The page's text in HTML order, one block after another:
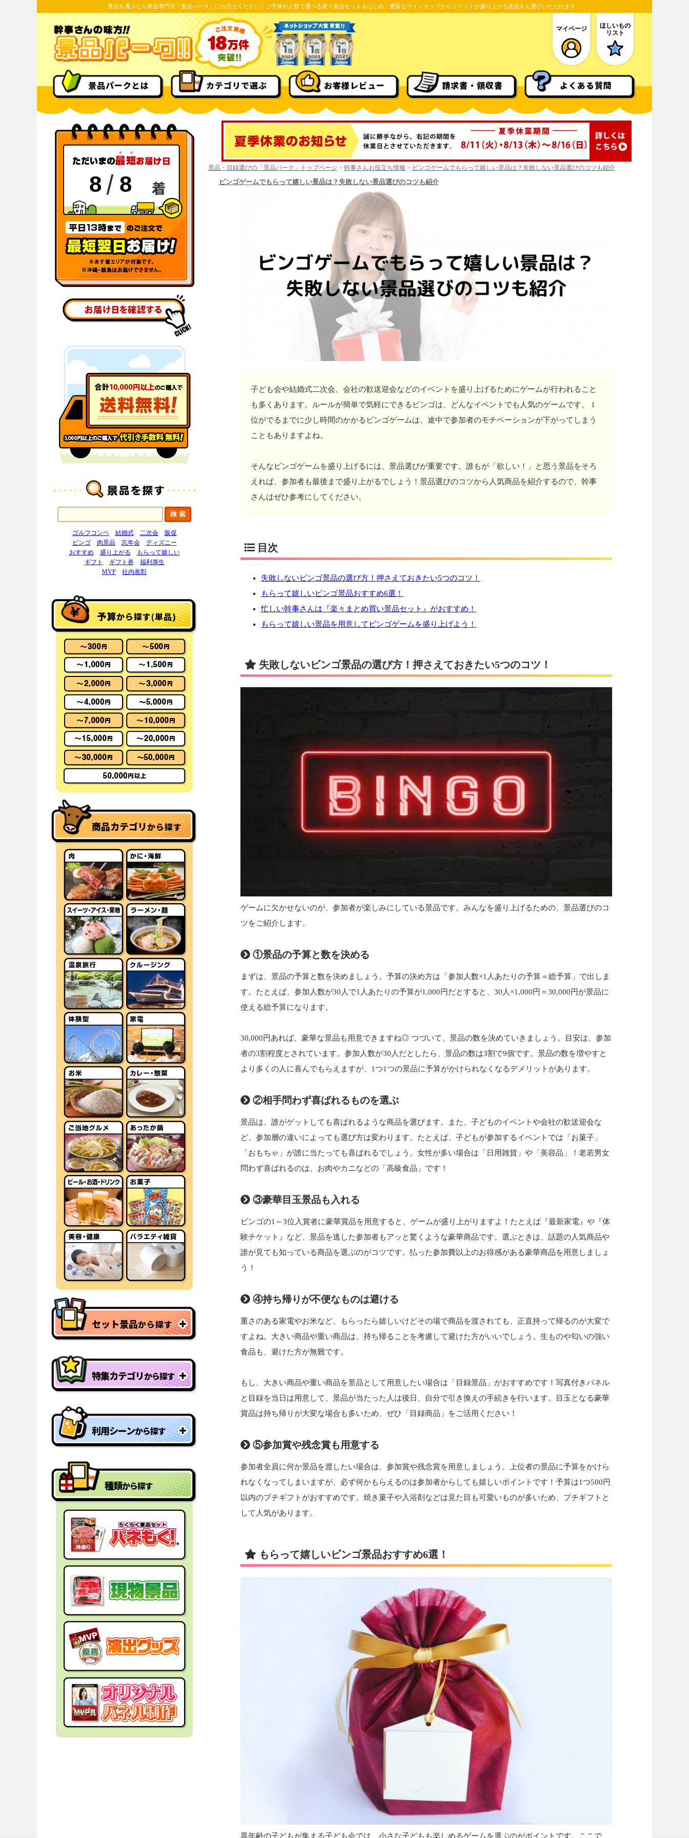
景品を選ぶなら景品専門店「景品パーク」にお任せください！ご予算や人数で選べる楽々景品セットをはじめ、豊富なラインナップからイベントが盛り上がる景品をお選びいただけます。
マイページ
ほしいもの
リスト
景品パークとは カテゴリで選ぶ お客様レビュー 請求書・領収書 よくある質問
8 / 8 着
ゴルフコンペ 結婚式 二次会
販促
ビンゴ
肉景品 忘年会
ディズニー
おすすめ
盛り上がる
もらって嬉しい
ギフト
ギフト券
福利厚生
MVP
社内表彰
予算から探す(単品)
商品カテゴリから探す
セット景品から探す
特集カテゴリから探す
型抜きパネル景品
一年分景品
参加賞・残念賞
スペシャルプライス
迷った時にはコレ！
盛り上げたい時はコレ！
面白・変わった景品
金運アップ！？景品
男性向け景品
女性向け景品
利用シーンから探す
ゴルフコンペの景品
ビンゴ景品
宴会の景品
社内表彰の景品
社内イベントの景品
福利厚生・インセンティブ
結婚式の景品
忘年会の景品
種類から探す
景品・目録選びの「景品パーク」トップページ > 幹事さんお役立ち情報 > ビンゴゲームでもらって嬉しい景品は？失敗しない景品選びのコツも紹介
ビンゴゲームでもらって嬉しい景品は？失敗しない景品選びのコツも紹介
子ども会や結婚式二次会、会社の歓送迎会などのイベントを盛り上げるためにゲームが行われること
も多くあります。ルールが簡単で気軽にできるビンゴは、どんなイベントでも人気のゲームです。 1
位がでるまでに少し時間のかかるビンゴゲームは、途中で参加者のモチベーションが下がってしまう
こともありますよね。
そんなビンゴゲームを盛り上げるには、景品選びが重要です。誰もが「欲しい！」と思う景品をそろ
えれば、参加者も最後まで盛り上がるでしょう！景品選びのコツから人気商品を紹介するので、幹事
さんはぜひ参考にしてください。
目次
失敗しないビンゴ景品の選び方！押さえておきたい5つのコツ！
もらって嬉しいビンゴ景品おすすめ6選！
忙しい幹事さんは『楽々まとめ買い景品セット』がおすすめ！
もらって嬉しい景品を用意してビンゴゲームを盛り上げよう！
失敗しないビンゴ景品の選び方！押さえておきたい5つのコツ！
ゲームに欠かせないのが、参加者が楽しみにしている景品です。みんなを盛り上げるための、景品選びのコ
ツをご紹介します。
①景品の予算と数を決める
まずは、景品の予算と数を決めましょう。予算の決め方は「参加人数×1人あたりの予算＝総予算」で出しま
す。たとえば、参加人数が30人で1人あたりの予算が1,000円だとすると、30人×1,000円＝30,000円が景品に
使える総予算になります。
30,000円あれば、豪華な景品も用意できますね◎ つづいて、景品の数を決めていきましょう。目安は、参加
者の3割程度とされています。参加人数が30人だとしたら、景品の数は3割で9個です。景品の数を増やすと
より多くの人に喜んでもらえますが、1つ1つの景品に予算がかけられなくなるデメリットがあります。
②相手問わず喜ばれるものを選ぶ
景品は、誰がゲットしても喜ばれるような商品を選びます。また、子どものイベントや会社の歓送迎会な
ど、参加層の違いによっても選び方は変わります。たとえば、子どもが参加するイベントでは「お菓子」
「おもちゃ」が誰に当たっても喜ばれるでしょう。女性が多い場合は「日用雑貨」や「美容品」！老若男女
問わず喜ばれるのは、お肉やカニなどの「高級食品」です！
③豪華目玉景品も入れる
ビンゴの1～3位入賞者に豪華賞品を用意すると、ゲームが盛り上がりますよ！たとえば『最新家電』や『体
験チケット』など、景品を逃した参加者もアッと驚くような豪華商品です。選ぶときは、話題の人気商品や
誰が見ても知っている商品を選ぶのがコツです。払った参加費以上のお得感がある豪華商品を用意しましょ
う！
④持ち帰りが不便なものは避ける
重さのある家電やお米など、もらったら嬉しいけどその場で商品を渡されても、正直持って帰るのが大変で
すよね。大きい商品や重い商品は、持ち帰ることを考慮して避けた方がいいでしょう。生ものや匂いの強い
食品も、避けた方が無難です。
もし、大きい商品や重い商品を景品として用意したい場合は「目録景品」がおすすめです！写真付きパネル
と目録を当日は用意して、景品が当たった人は後日、自分で引き換えの手続きを行います。目玉となる豪華
賞品は持ち帰りが大変な場合も多いため、ぜひ「目録商品」をご活用ください！
⑤参加賞や残念賞も用意する
参加者全員に何か景品を渡したい場合は、参加賞や残念賞を用意しましょう。上位者の景品に予算をかけら
れなくなってしまいますが、必ず何かもらえるのは参加者からしても嬉しいポイントです！予算は1つ500円
以内のプチギフトがおすすめです。焼き菓子や入浴剤などは見た目も可愛いものが多いため、プチギフトと
して人気があります。
もらって嬉しいビンゴ景品おすすめ6選！
異年齢の子どもが集まる子ども会では、小さな子どもも楽しめるゲームを選ぶのがポイントです。ここで